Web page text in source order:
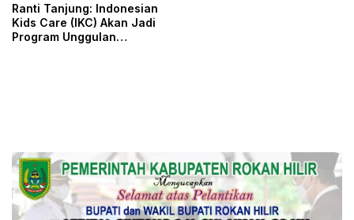
Ranti Tanjung: Indonesian
Kids Care (IKC) Akan Jadi
Program Unggulan